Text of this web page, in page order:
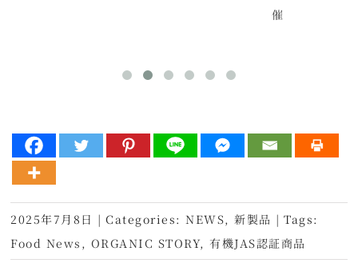
催
2025年7月8日 | Categories:NEWS,新製品 | Tags:
Food News , ORGANIC STORY, 有機JAS認証商品